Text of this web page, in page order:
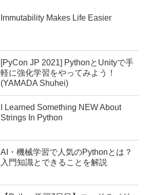
Immutability Makes Life Easier
[PyCon JP 2021] PythonとUnityで手
軽に強化学習をやってみよう！
(YAMADA Shuhei)
I Learned Something NEW About
Strings In Python
AI・機械学習で人気のPythonとは？
入門知識とできることを解説